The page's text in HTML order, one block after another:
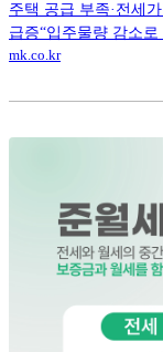
주택 공급 부족·전세
급증“입주물량 감소
mk.co.kr